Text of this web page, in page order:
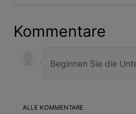
Kommentare
ALLE KOMMENTARE